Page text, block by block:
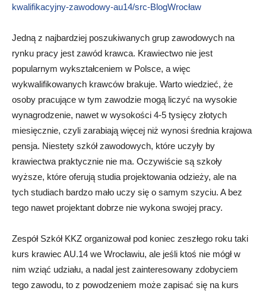
kwalifikacyjny-zawodowy-au14/src-BlogWrocław
Jedną z najbardziej poszukiwanych grup zawodowych na
rynku pracy jest zawód krawca. Krawiectwo nie jest
popularnym wykształceniem w Polsce, a więc
wykwalifikowanych krawców brakuje. Warto wiedzieć, że
osoby pracujące w tym zawodzie mogą liczyć na wysokie
wynagrodzenie, nawet w wysokości 4-5 tysięcy złotych
miesięcznie, czyli zarabiają więcej niż wynosi średnia krajowa
pensja. Niestety szkół zawodowych, które uczyły by
krawiectwa praktycznie nie ma. Oczywiście są szkoły
wyższe, które oferują studia projektowania odzieży, ale na
tych studiach bardzo mało uczy się o samym szyciu. A bez
tego nawet projektant dobrze nie wykona swojej pracy.
Zespół Szkół KKZ organizował pod koniec zeszłego roku taki
kurs krawiec AU.14 we Wrocławiu, ale jeśli ktoś nie mógł w
nim wziąć udziału, a nadal jest zainteresowany zdobyciem
tego zawodu, to z powodzeniem może zapisać się na kurs